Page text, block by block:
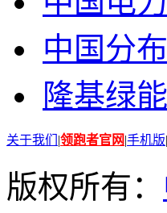
中国分
隆基绿能
关于我们 |领跑者官网|手机版|
版权所有：